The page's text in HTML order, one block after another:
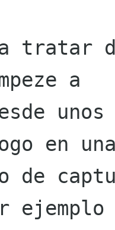
a
en
de
ejemplo